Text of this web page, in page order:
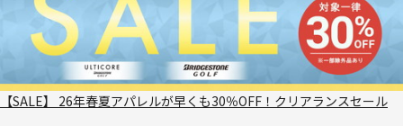
【SALE】 26年春夏アパレルが早くも30％OFF！クリアランスセール